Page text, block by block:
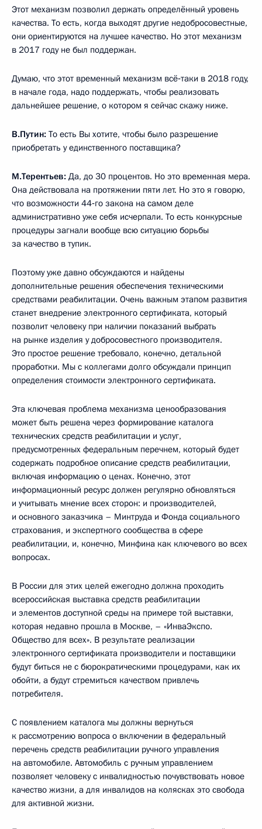
Этот механизм позволил держать определённый уровень
качества. То есть, когда выходят другие недобросовестные,
они ориентируются на лучшее качество. Но этот механизм
в 2017 году не был поддержан.
Думаю, что этот временный механизм всё‑таки в 2018 году,
в начале года, надо поддержать, чтобы реализовать
дальнейшее решение, о котором я сейчас скажу ниже.
В.Путин: То есть Вы хотите, чтобы было разрешение
приобретать у единственного поставщика?
М.Терентьев: Да, до 30 процентов. Но это временная мера.
Она действовала на протяжении пяти лет. Но это я говорю,
что возможности 44‑го закона на самом деле
административно уже себя исчерпали. То есть конкурсные
процедуры загнали вообще всю ситуацию борьбы
за качество в тупик.
Поэтому уже давно обсуждаются и найдены
дополнительные решения обеспечения техническими
средствами реабилитации. Очень важным этапом развития
станет внедрение электронного сертификата, который
позволит человеку при наличии показаний выбрать
на рынке изделия у добросовестного производителя.
Это простое решение требовало, конечно, детальной
проработки. Мы с коллегами долго обсуждали принцип
определения стоимости электронного сертификата.
Эта ключевая проблема механизма ценообразования
может быть решена через формирование каталога
технических средств реабилитации и услуг,
предусмотренных федеральным перечнем, который будет
содержать подробное описание средств реабилитации,
включая информацию о ценах. Конечно, этот
информационный ресурс должен регулярно обновляться
и учитывать мнение всех сторон: и производителей,
и основного заказчика – Минтруда и Фонда социального
страхования, и экспертного сообщества в сфере
реабилитации, и, конечно, Минфина как ключевого во всех
вопросах.
В России для этих целей ежегодно должна проходить
всероссийская выставка средств реабилитации
и элементов доступной среды на примере той выставки,
которая недавно прошла в Москве, – «ИнваЭкспо.
Общество для всех». В результате реализации
электронного сертификата производители и поставщики
будут биться не с бюрократическими процедурами, как их
обойти, а будут стремиться качеством привлечь
потребителя.
С появлением каталога мы должны вернуться
к рассмотрению вопроса о включении в федеральный
перечень средств реабилитации ручного управления
на автомобиле. Автомобиль с ручным управлением
позволяет человеку с инвалидностью почувствовать новое
качество жизни, а для инвалидов на колясках это свобода
для активной жизни.